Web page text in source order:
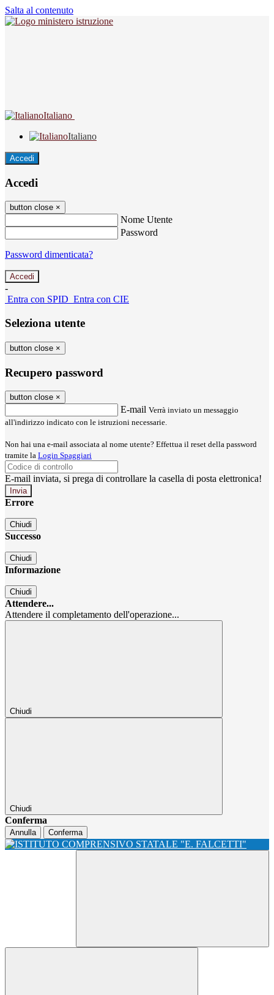
Salta al contenuto
Italiano
Italiano
Accedi
Accedi
button close ×
Nome Utente
Password
Password dimenticata?
-
Entra con SPID Entra con CIE
Seleziona utente
button close ×
Recupero password
button close ×
E-mail Verrà inviato un messaggio
all'indirizzo indicato con le istruzioni necessarie.
Non hai una e-mail associata al nome utente? Effettua il reset della password
tramite la Login Spaggiari
E-mail inviata, si prega di controllare la casella di posta elettronica!
Errore
Chiudi
Successo
Chiudi
Informazione
Chiudi
Attendere...
Attendere il completamento dell'operazione...
Chiudi
Chiudi
Conferma
Annulla Conferma